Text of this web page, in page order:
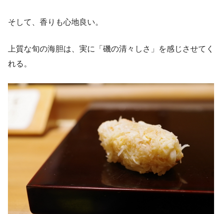
そして、香りも心地良い。
上質な旬の海胆は、実に「磯の清々しさ」を感じさせてく
れる。